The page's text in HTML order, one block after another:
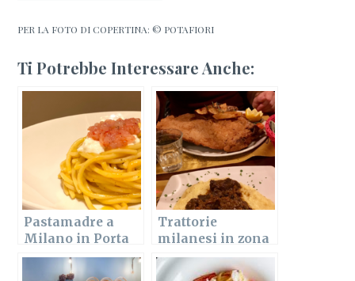
PER LA FOTO DI COPERTINA: © POTAFIORI
Ti Potrebbe Interessare Anche:
Pastamadre a
Milano in Porta
Romana: la
recensione
Trattorie
milanesi in zona
Bocconi: Amici
Miei e Acquabella